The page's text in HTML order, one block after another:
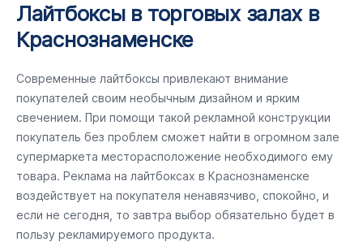
Лайтбоксы в торговых залах в
Краснознаменске
Современные лайтбоксы привлекают внимание
покупателей своим необычным дизайном и ярким
свечением. При помощи такой рекламной конструкции
покупатель без проблем сможет найти в огромном зале
супермаркета месторасположение необходимого ему
товара. Реклама на лайтбоксах в Краснознаменске
воздействует на покупателя ненавязчиво, спокойно, и
если не сегодня, то завтра выбор обязательно будет в
пользу рекламируемого продукта.